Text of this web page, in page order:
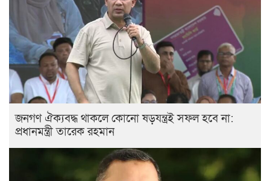
জনগণ ঐক্যবদ্ধ থাকলে কোনো ষড়যন্ত্রই সফল হবে না:
প্রধানমন্ত্রী তারেক রহমান